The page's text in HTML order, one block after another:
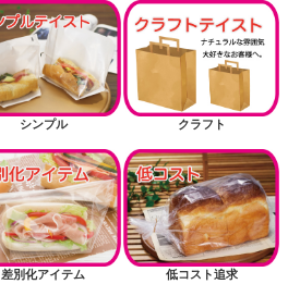
シンプル クラフト
差別化アイテム 低コスト追求